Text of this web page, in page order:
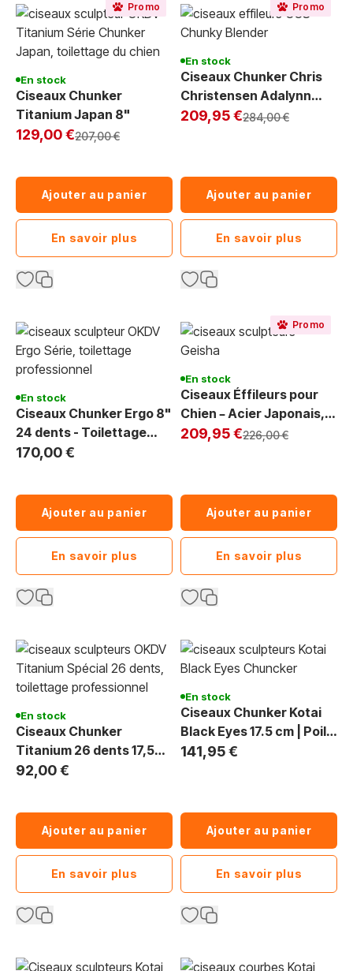
Promo
En stock
Ciseaux Chunker
Titanium Japan 8"
Exclu Web
129,00 €Prix normal
207,00 €
Ajouter au panier
En savoir plus
Promo
En stock
Ciseaux Chunker Chris
Christensen Adalynn
Rose
Exclu Web
209,95 €Prix normal
284,00 €
Ajouter au panier
En savoir plus
En stock
Ciseaux Chunker Ergo 8"
24 dents - Toilettage
Canin
170,00 €
Ajouter au panier
En savoir plus
Promo
En stock
Ciseaux Éffileurs pour
Chien – Acier Japonais,
25 à 57 Dents
Exclu Web
209,95 €Prix normal
226,00 €
Ajouter au panier
En savoir plus
En stock
Ciseaux Chunker
Titanium 26 dents 17,5
cm - Toilettage du Chien
92,00 €
Ajouter au panier
En savoir plus
En stock
Ciseaux Chunker Kotai
Black Eyes 17.5 cm | Poils
volumineux et épais
141,95 €
Ajouter au panier
En savoir plus